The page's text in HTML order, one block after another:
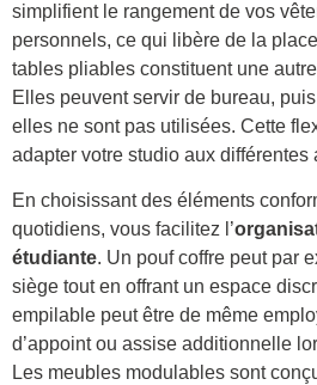
simplifient le rangement de vos
personnels, ce qui libère de la
tables pliables constituent une
Elles peuvent servir de bureau,
elles ne sont pas utilisées. Cette
adapter votre studio aux différentes
En choisissant des éléments
quotidiens, vous facilitez l’
étudiante. Un pouf coffre peut par
siège tout en offrant un espace
empilable peut être de même
d’appoint ou assise additionnelle
Les meubles modulables sont